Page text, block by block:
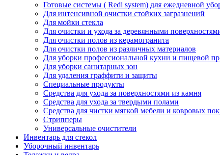
Готовые системы ( Redi system) для ежедневной
Для интенсивной очистки стойких загразнений
Для мойки стекла
Для очистки и ухода за деревянными
Для очистки полов из керамогранита
Для очистки полов из различных материалов
Для уборки профессиональной кухни и пищевой
Для уборки санитарных зон
Для удаления граффити и защиты
Специальные продукты
Средства для ухода за поверхностями из камня
Средства для ухода за твердыми полами
Средства для чистки мягкой мебели и ковровых
Стрипперы
Универсальные очистители
Инвентарь для стекол
Уборочный инвентарь